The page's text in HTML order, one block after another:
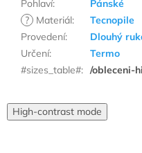
Pohlaví:
Pánské
?
Materiál:
Tecnopile
Provedení:
Dlouhý
Určení:
Termo
#sizes_table#: /obleceni-
High-contrast mode